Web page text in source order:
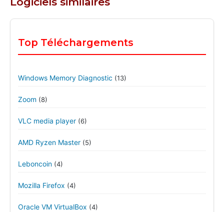
Top Téléchargements
Windows Memory Diagnostic (13)
Zoom (8)
VLC media player (6)
AMD Ryzen Master (5)
Leboncoin (4)
Mozilla Firefox (4)
Oracle VM VirtualBox (4)